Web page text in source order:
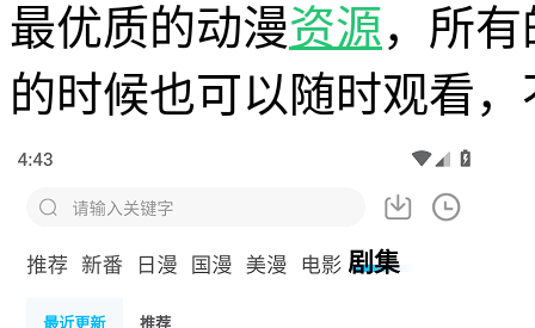
最优质的动漫资源，所
的时候也可以随时观看